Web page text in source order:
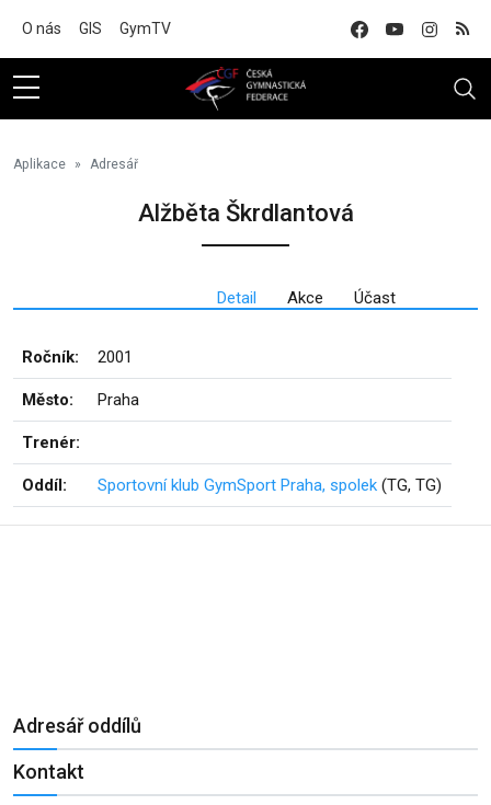
O nás GIS GymTV
Aplikace Adresář
Alžběta Škrdlantová
Detail Akce Účast
Ročník: 2001
Město: Praha
Trenér:
Oddíl: Sportovní klub GymSport Praha, spolek (TG, TG)
Adresář oddílů
Kontakt